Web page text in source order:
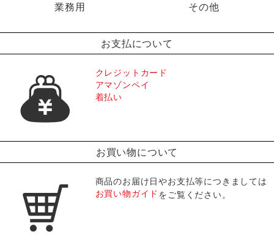
業務用 その他
お支払について
クレジットカード
アマゾンペイ
着払い
お買い物について
商品のお届け日やお支払等につきましては
お買い物ガイド をご覧ください。